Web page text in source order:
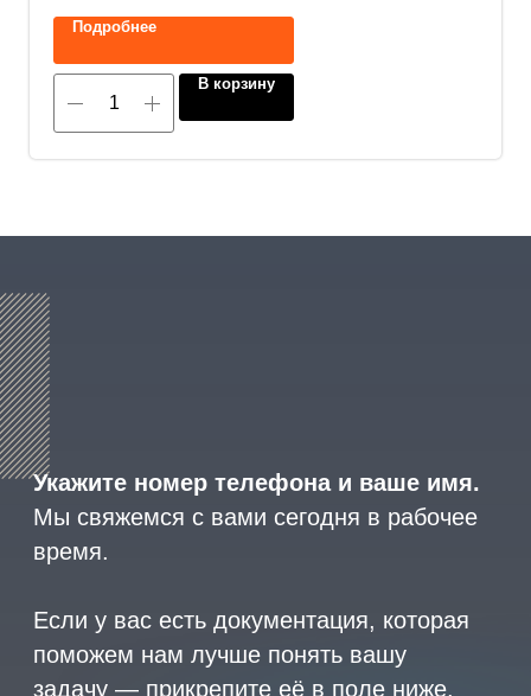
Подробнее
В корзину
я Брянская, д.34А, офис 401
ИНН 2466160772 КПП 246601001 ОГРН
1152468015391
2023 © ARMET GROUP
Политика конфиденциальности
8 (800) 600-29-33